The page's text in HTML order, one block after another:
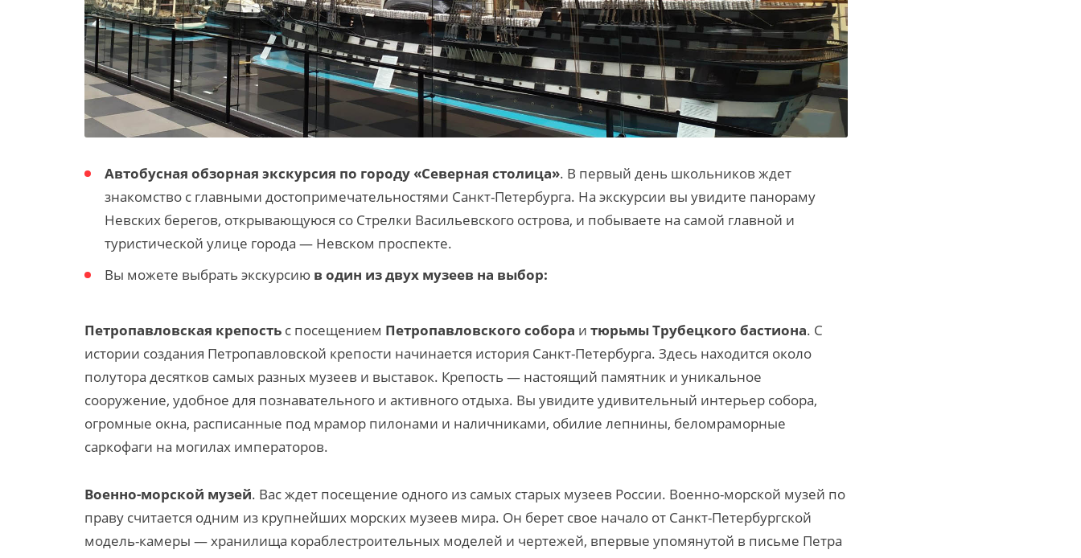
Автобусная обзорная экскурсия по городу «Северная столица». В первый день школьников ждет
знакомство с главными достопримечательностями Санкт-Петербурга. На экскурсии вы увидите панораму
Невских берегов, открывающуюся со Стрелки Васильевского острова, и побываете на самой главной и
туристической улице города — Невском проспекте.
Вы можете выбрать экскурсию в один из двух музеев на выбор:
Петропавловская крепость с посещением Петропавловского собора и тюрьмы Трубецкого бастиона. С
истории создания Петропавловской крепости начинается история Санкт-Петербурга. Здесь находится около
полутора десятков самых разных музеев и выставок. Крепость — настоящий памятник и уникальное
сооружение, удобное для познавательного и активного отдыха. Вы увидите удивительный интерьер собора,
огромные окна, расписанные под мрамор пилонами и наличниками, обилие лепнины, беломраморные
саркофаги на могилах императоров.
Военно-морской музей. Вас ждет посещение одного из самых старых музеев России. Военно-морской музей по
праву считается одним из крупнейших морских музеев мира. Он берет свое начало от Санкт-Петербургской
модель-камеры — хранилища кораблестроительных моделей и чертежей, впервые упомянутой в письме Петра